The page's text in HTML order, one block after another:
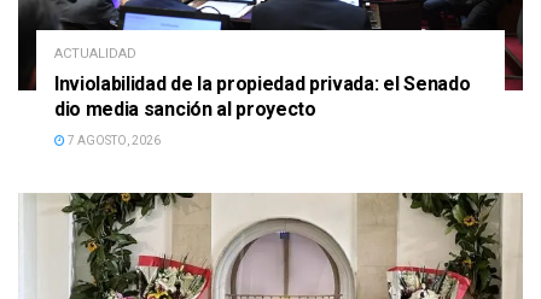
ACTUALIDAD
Inviolabilidad de la propiedad privada: el Senado
dio media sanción al proyecto
7 AGOSTO, 2026